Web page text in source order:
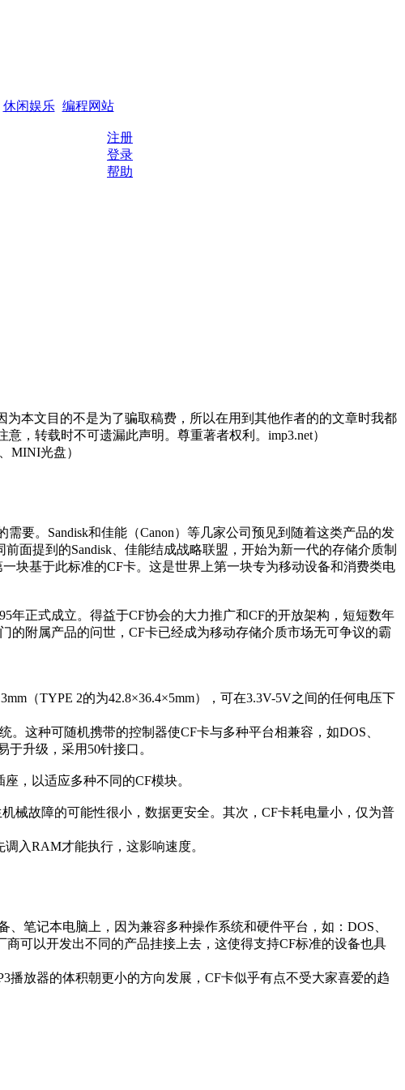
休闲娱乐 编程网站
注册
登录
帮助
本文目的不是为了骗取稿费，所以在用到其他作者的的文章时我都
，转载时不可遗漏此声明。尊重著者权利。imp3.net）
MINI光盘）
。Sandisk和佳能（Canon）等几家公司预见到随着这类产品的发
面提到的Sandisk、佳能结成战略联盟，开始为新一代的存储介质制
块基于此标准的CF卡。这是世界上第一块专为移动设备和消费类电
正式成立。得益于CF协会的大力推广和CF的开放架构，短短数年
的附属产品的问世，CF卡已经成为移动存储介质市场无可争议的霸
（TYPE 2的为42.8×36.4×5mm），可在3.3V-5V之间的任何电压下
这种可随机携带的控制器使CF卡与多种平台相兼容，如DOS、
升级，采用50针接口。
，以适应多种不同的CF模块。
故障的可能性很小，数据更安全。其次，CF卡耗电量小，仅为普
入RAM才能执行，这影响速度。
笔记本电脑上，因为兼容多种操作系统和硬件平台，如：DOS、
可以开发出不同的产品挂接上去，这使得支持CF标准的设备也具
放器的体积朝更小的方向发展，CF卡似乎有点不受大家喜爱的趋